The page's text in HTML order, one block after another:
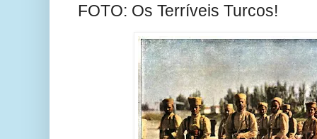
FOTO: Os Terríveis Turcos!